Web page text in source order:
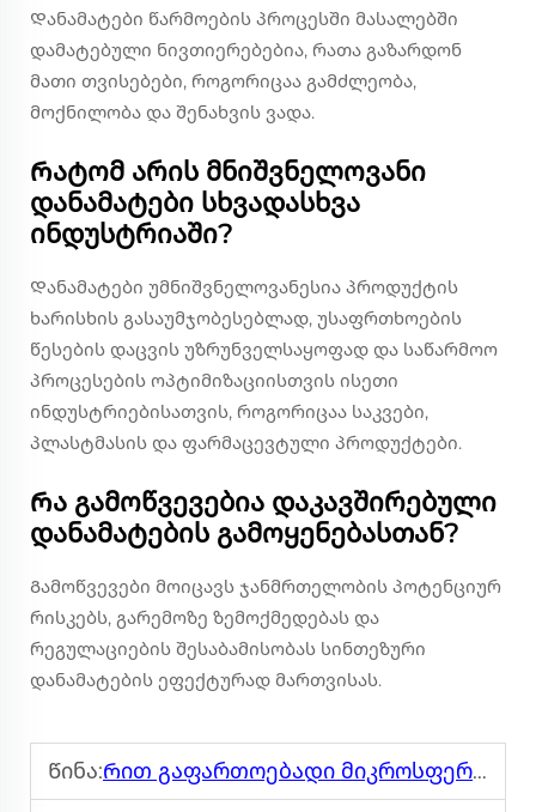
Დანამატები წარმოების პროცესში მასალებში
დამატებული ნივთიერებებია, რათა გაზარდონ
მათი თვისებები, როგორიცაა გამძლეობა,
მოქნილობა და შენახვის ვადა.
Რატომ არის მნიშვნელოვანი
დანამატები სხვადასხვა
ინდუსტრიაში?
Დანამატები უმნიშვნელოვანესია პროდუქტის
ხარისხის გასაუმჯობესებლად, უსაფრთხოების
წესების დაცვის უზრუნველსაყოფად და საწარმოო
პროცესების ოპტიმიზაციისთვის ისეთი
ინდუსტრიებისათვის, როგორიცაა საკვები,
პლასტმასის და ფარმაცევტული პროდუქტები.
Რა გამოწვევებია დაკავშირებული
დანამატების გამოყენებასთან?
Გამოწვევები მოიცავს ჯანმრთელობის პოტენციურ
რისკებს, გარემოზე ზემოქმედებას და
რეგულაციების შესაბამისობას სინთეზური
დანამატების ეფექტურად მართვისას.
Წინა:Რით გაფართოებადი მიკროსფერები რევოლუციას ჩატარებენ მასალების მეცნიერებაში